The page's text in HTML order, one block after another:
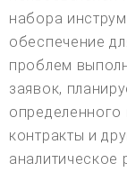
набора
обеспечение
проблем
заявок,
определенного
контракты и